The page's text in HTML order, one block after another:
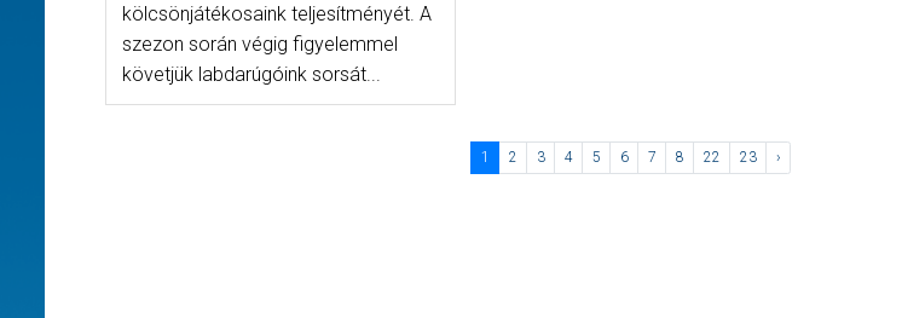
kölcsönjátékosaink teljesítményét. A
szezon során végig figyelemmel
követjük labdarúgóink sorsát...
1 2 3 4 5 6 7 8 22 23 ›